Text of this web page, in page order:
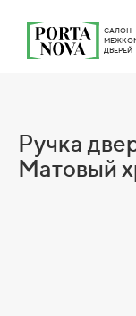
САЛОН
ДВЕРЕЙ
Ручка
Матовый